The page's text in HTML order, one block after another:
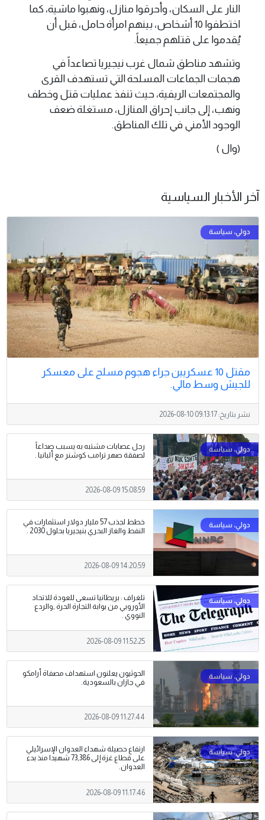
النار على السكان، وأحرقوا منازل، ونهبوا ماشية، كما
اختطفوا 10 أشخاص، بينهم امرأة حامل، قبل أن
يُقدموا على قتلهم جميعاً.
وتشهد مناطق شمال غرب نيجيريا تصاعداً في
هجمات الجماعات المسلحة التي تستهدف القرى
والمجتمعات الريفية، حيث تنفذ عمليات قتل وخطف
ونهب، إلى جانب إحراق المنازل، مستغلة ضعف
الوجود الأمني في تلك المناطق.
(وال )
آخر الأخبار السياسية
مقتل 10 عسكريين جراء هجوم مسلح على معسكر
للجيش وسط مالي.
نشر بتاريخ:2026-08-10 09:13:17
رجل عصابات مشتبه به يسبب صداعاً
لصفقة صهر ترامب كوشنر مع ألبانيا .
2026-08-09 15:08:59
خطط لجذب 57 مليار دولار استثمارات في
النفط والغاز البحري بنيجيريا بحلول 2030 .
2026-08-09 14:20:59
تلغراف : بريطانيا تسعى للعودة للاتحاد
الأوروبي من بوابة التجارة الحرة ,والردع
النووي .
2026-08-09 11:52:25
الحوثيون يعلنون استهداف مصفاة أرامكو
في جازان بالسعودية.
2026-08-09 11:27:44
ارتفاع حصيلة شهداء العدوان الإسرائيلي
على قطاع غزة إلى 73,386 شهيدا منذ بدء
العدوان.
2026-08-09 11:17:46